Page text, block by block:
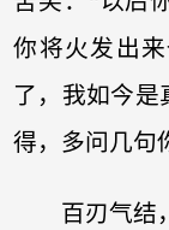
你将火发出
了，我如今是
得，多问几
百刃气结